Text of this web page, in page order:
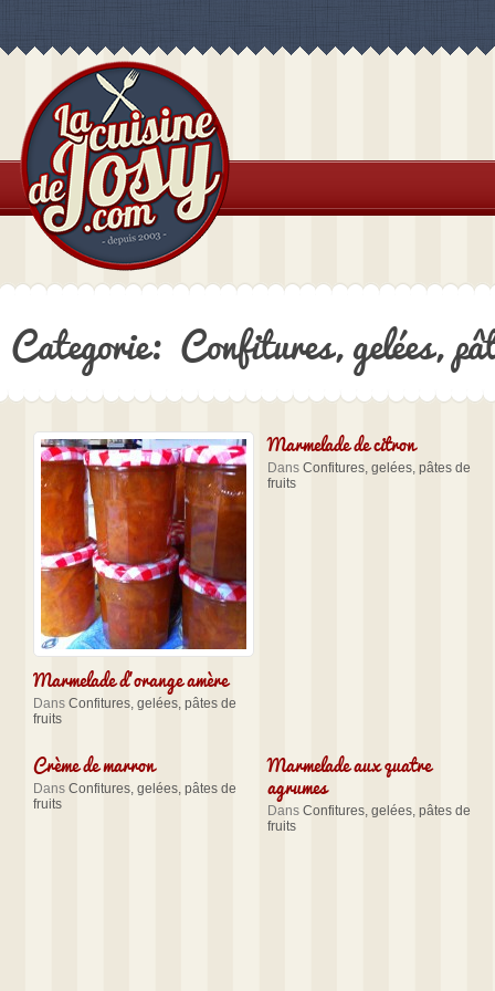
Categorie: Confitures, gelées,
Marmelade d’orange amère
Dans Confitures, gelées, pâtes de
fruits
Marmelade de citron
Dans Confitures, gelées, pâtes de
fruits
Crème de marron
Dans Confitures, gelées, pâtes de
fruits
Marmelade aux quatre
agrumes
Dans Confitures, gelées, pâtes de
fruits